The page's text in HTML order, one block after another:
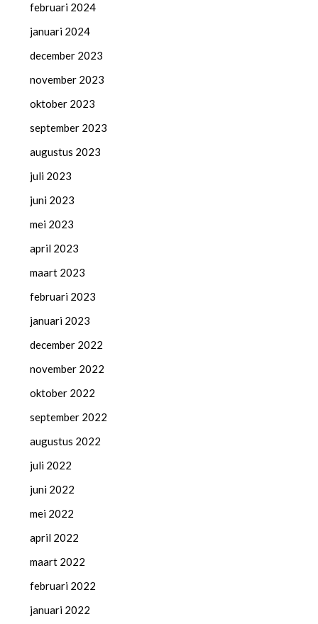
februari 2024
januari 2024
december 2023
november 2023
oktober 2023
september 2023
augustus 2023
juli 2023
juni 2023
mei 2023
april 2023
maart 2023
februari 2023
januari 2023
december 2022
november 2022
oktober 2022
september 2022
augustus 2022
juli 2022
juni 2022
mei 2022
april 2022
maart 2022
februari 2022
januari 2022